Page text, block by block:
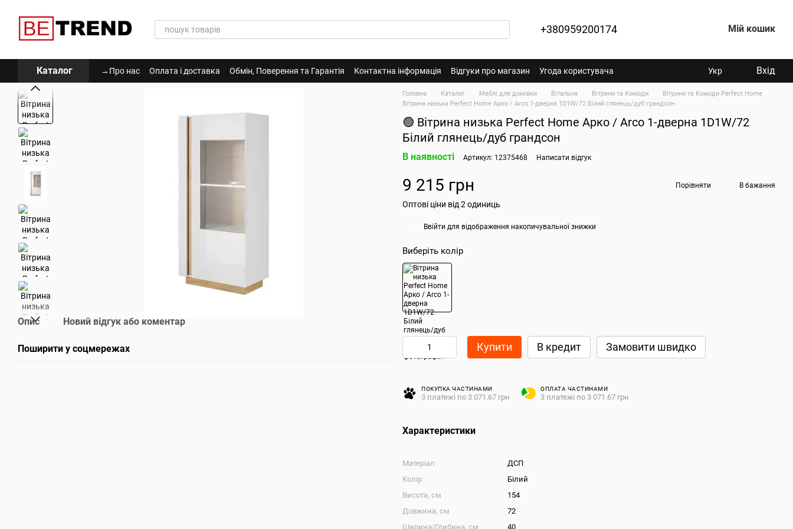
+380959200174 Мій кошик
Каталог →Про нас Оплата і доставка Обмін, Поверення та Гарантія Контактна інформація Відгуки про магазин
Угода користувача
Політика Конфіденційності
Укр Вхід
Опис Новий відгук або коментар
Поширити у соцмережах
Головна Каталог Меблі для домівки Вітальня Вітрини та Комоди
Вітрини та Комоди Perfect Home
Вітрина низька Perfect Home Арко / Arco 1-дверна 1D1W/72 Білий глянець/дуб грандсон
🟢 Вітрина низька Perfect Home Арко / Arco 1-дверна 1D1W/72
Білий глянець/дуб грандсон
В наявності Артикул: 12375468 Написати відгук
9 215 грн Порівняти В бажання
Оптові ціни від 2 одиниць
Ввійти для відображення накопичувальної знижки
Виберіть колір
Купити В кредит Замовити швидко
ПОКУПКА ЧАСТИНАМИ
3 платежі по 3 071.67 грн
ОПЛАТА ЧАСТИНАМИ
3 платежі по 3 071.67 грн
Характеристики
Матеріал
ДСП
Колір
Білий
Висота, см
154
Довжина, см
72
Ширина/Глибина, см
40